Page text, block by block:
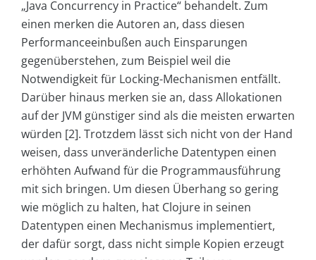
„Java Concurrency in Practice“ behandelt. Zum
einen merken die Autoren an, dass diesen
Performanceeinbußen auch Einsparungen
gegenüberstehen, zum Beispiel weil die
Notwendigkeit für Locking-Mechanismen entfällt.
Darüber hinaus merken sie an, dass Allokationen
auf der JVM günstiger sind als die meisten erwarten
würden [2]. Trotzdem lässt sich nicht von der Hand
weisen, dass unveränderliche Datentypen einen
erhöhten Aufwand für die Programmausführung
mit sich bringen. Um diesen Überhang so gering
wie möglich zu halten, hat Clojure in seinen
Datentypen einen Mechanismus implementiert,
der dafür sorgt, dass nicht simple Kopien erzeugt